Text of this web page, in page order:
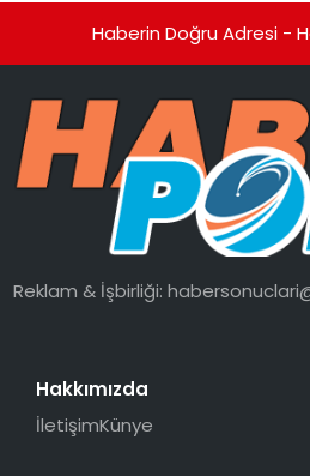
Haberin Doğru Adresi -
Reklam & İşbirliği:
Hakkımızda
İletişimKünye